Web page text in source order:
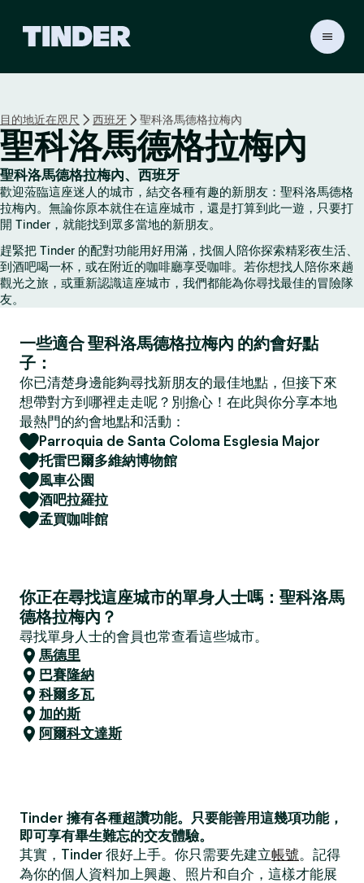
r
首
頁
目的地近在咫尺 西班牙 聖科洛馬德格拉梅內
聖科洛馬德格拉梅內
聖科洛馬德格拉梅內、西班牙
歡迎蒞臨這座迷人的城市，結交各種有趣的新朋友：聖科洛馬德格
拉梅內。無論你原本就住在這座城市，還是打算到此一遊，只要打
開 Tinder，就能找到眾多當地的新朋友。
趕緊把 Tinder 的配對功能用好用滿，找個人陪你探索精彩夜生活、
到酒吧喝一杯，或在附近的咖啡廳享受咖啡。若你想找人陪你來趟
觀光之旅，或重新認識這座城市，我們都能為你尋找最佳的冒險隊
友。
一些適合 聖科洛馬德格拉梅內 的約會好點
子：
你已清楚身邊能夠尋找新朋友的最佳地點，但接下來
想帶對方到哪裡走走呢？別擔心！在此與你分享本地
最熱門的約會地點和活動：
Parroquia de Santa Coloma Esglesia Major
托雷巴爾多維納博物館
風車公園
酒吧拉羅拉
孟買咖啡館
你正在尋找這座城市的單身人士嗎：聖科洛馬
德格拉梅內？
尋找單身人士的會員也常查看這些城市。
馬德里
巴賽隆納
科爾多瓦
加的斯
阿爾科文達斯
Tinder 擁有各種超讚功能。只要能善用這幾項功能，
即可享有畢生難忘的交友體驗。
其實，Tinder 很好上手。你只需要先建立帳號。記得
為你的個人資料加上興趣、照片和自介，這樣才能展